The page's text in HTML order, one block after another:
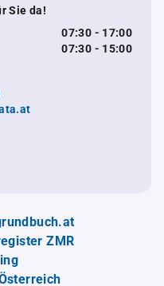
Sie da!
07:30 - 17:00
07:30 - 15:00
ZMR